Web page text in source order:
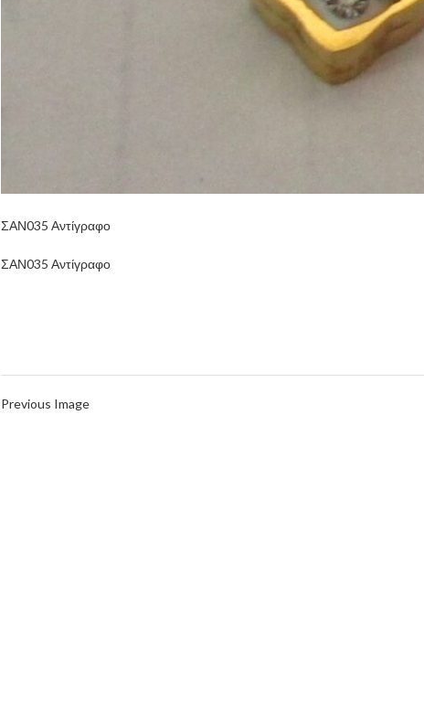
ΣΑΝ035 Αντίγραφο
ΣΑΝ035 Αντίγραφο
Previous Image